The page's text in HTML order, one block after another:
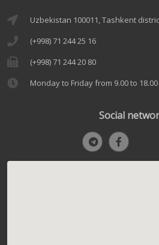
Uzbekistan 100011, Tashkent
(+998) 71 244 25 16
(+998) 71 244 20 80
Monday to Friday from 9.00 to
Social